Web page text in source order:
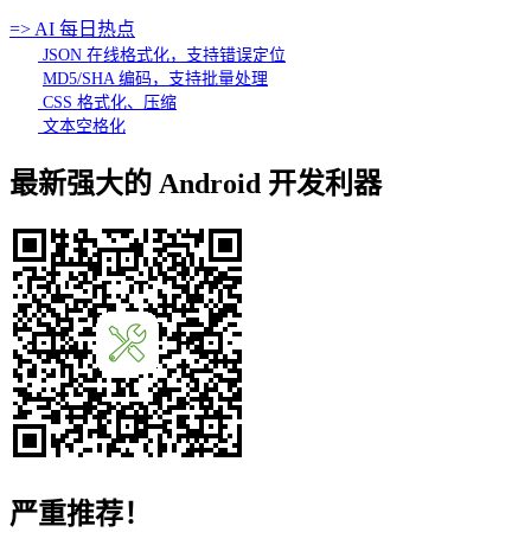
=> AI 每日热点
JSON 在线格式化，支持错误定位
MD5/SHA 编码，支持批量处理
CSS 格式化、压缩
文本空格化
最新强大的 Android 开发利器
严重推荐！